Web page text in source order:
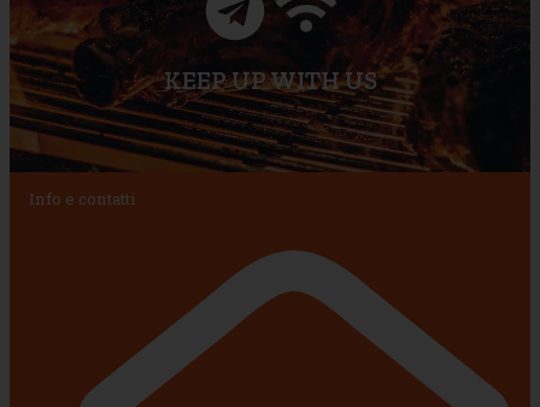
KEEP UP WITH US
Info e contatti